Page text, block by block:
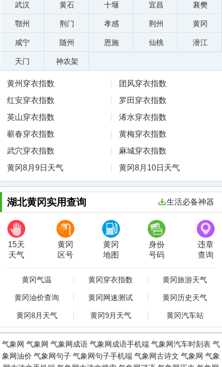
武汉 黄石 十堰 宜昌 襄樊
鄂州 荆门 孝感 荆州 黄冈
咸宁 随州 恩施 仙桃 潜江
天门 神农架
黄州穿衣指数
团风穿衣指数
红安穿衣指数
罗田穿衣指数
英山穿衣指数
浠水穿衣指数
蕲春穿衣指数
黄梅穿衣指数
武穴穿衣指数
麻城穿衣指数
黄冈8月9日天气
黄冈8月10日天气
湖北黄冈实用查询 生活必备神器
15天
天气
黄冈
区号
黄冈
地图
身份
号码
违章
查询
黄冈气温 黄冈穿衣指数 黄冈旅游天气
黄冈油价查询 黄冈网速测试 黄冈历史天气
黄冈8月天气 黄冈9月天气 黄冈汽车站
气象网 气象网 气象网成语 气象网成语手机端 气象网汽车时刻表 气
象网油价 气象网句子 气象网句子手机端 气象网古诗文 气象网 气象